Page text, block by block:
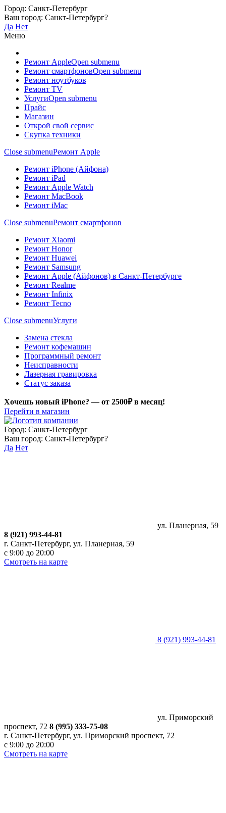
Город: Санкт-Петербург
Ваш город: Санкт-Петербург?
Да Нет
Меню
Ремонт AppleOpen submenu
Ремонт смартфоновOpen submenu
Ремонт ноутбуков
Ремонт TV
УслугиOpen submenu
Прайс
Магазин
Открой свой сервис
Скупка техники
Close submenuРемонт Apple
Ремонт iPhone (Айфона)
Ремонт iPad
Ремонт Apple Watch
Ремонт MacBook
Ремонт iMac
Close submenuРемонт смартфонов
Ремонт Xiaomi
Ремонт Honor
Ремонт Huawei
Ремонт Samsung
Ремонт Apple (Айфонов) в Санкт-Петербурге
Ремонт Realme
Ремонт Infinix
Ремонт Tecno
Close submenuУслуги
Замена стекла
Ремонт кофемашин
Программный ремонт
Неисправности
Лазерная гравировка
Статус заказа
Хочешь новый iPhone? —от 2500₽ в месяц!
Перейти в магазин
Город: Санкт-Петербург
Ваш город: Санкт-Петербург?
Да Нет
ул. Планерная, 59
8 (921) 993-44-81
г. Санкт-Петербург, ​ул. Планерная, 59
с 9:00 до 20:00
Смотреть на карте
8 (921) 993-44-81
ул. Приморский
проспект, 72 8 (995) 333-75-08
г. Санкт-Петербург, ​ул. Приморский проспект, 72
с 9:00 до 20:00
Смотреть на карте